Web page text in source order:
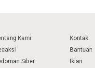
Kami
Siber
Kontak
Bantuan
Iklan